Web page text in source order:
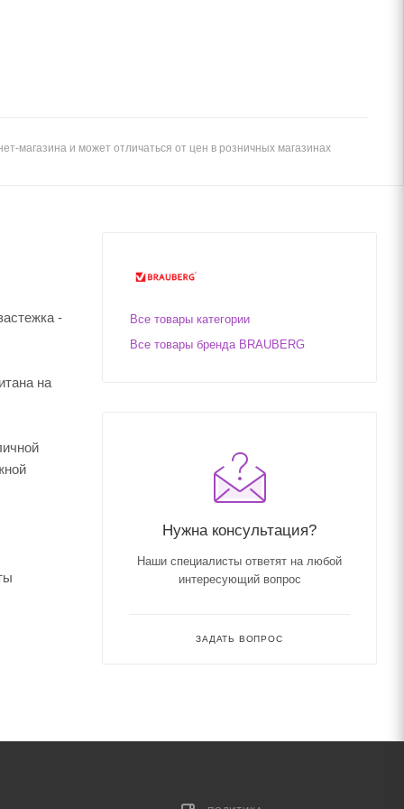
магазина и может отличаться от цен в розничных магазинах
-
на
Все товары категории
Все товары бренда BRAUBERG
Нужна консультация?
Наши специалисты ответят на любой
интересующий вопрос
ЗАДАТЬ ВОПРОС